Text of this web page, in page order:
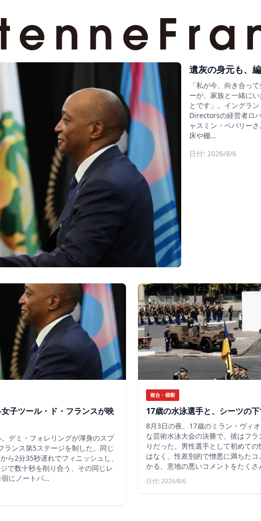
遺灰の身元も、
「私が今、向き合っ
ーが、家族と一緒に
とです」。イングラ
Directorsの経営者ロ
ャスミン・ベバリー
床や棚…
日付: 2026/8/6
子ツール・ド・フランスが映
デミ・フォレリングが渾身のスプ
ランス第5ステージを制した。同じ
ら2分35秒遅れでフィニッシュし、
で数十秒を削り合う、その同じレ
にノートパ…
複合・横断
17歳の水泳選手と、シーツの
8月3日の夜、17歳のミラン・ヴィ
な芸術水泳大会の決勝で、彼はフ
りだった。男性選手として初めて
はなく、性差別的で憎悪に満ちた
かる、意地の悪いコメントをたく
日付: 2026/8/6